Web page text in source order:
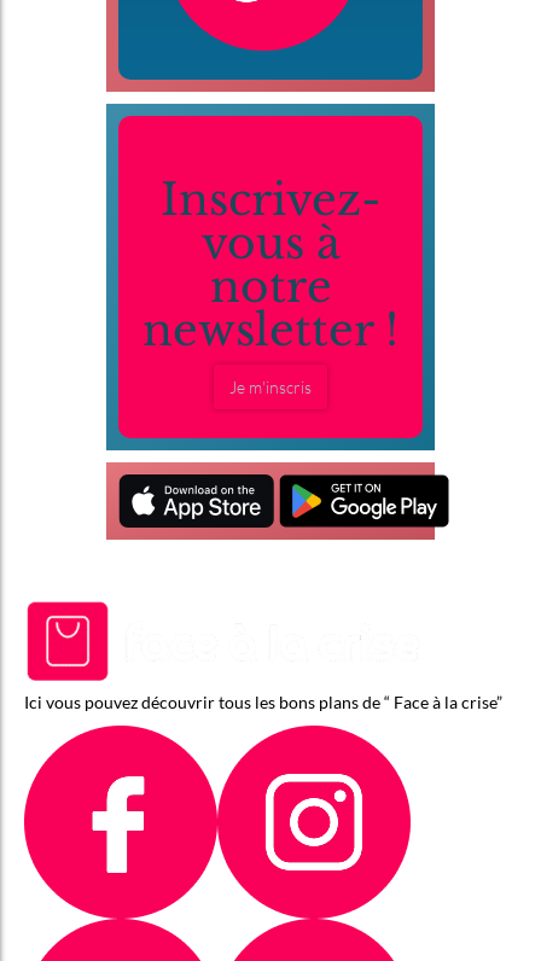
Inscrivez-
vous à
notre
newsletter !
Je m'inscris
Ici vous pouvez découvrir tous les bons plans de “ Face à la crise”